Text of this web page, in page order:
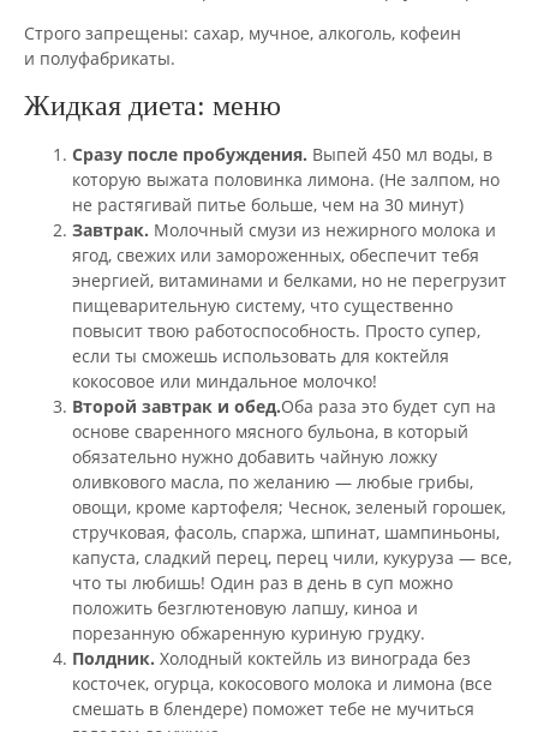
Строго запрещены: сахар, мучное, алкоголь, кофеин
и полуфабрикаты.
Жидкая диета: меню
Сразу после пробуждения. Выпей 450 мл воды, в
которую выжата половинка лимона. (Не залпом, но
не растягивай питье больше, чем на 30 минут)
Завтрак. Молочный смузи из нежирного молока и
ягод, свежих или замороженных, обеспечит тебя
энергией, витаминами и белками, но не перегрузит
пищеварительную систему, что существенно
повысит твою работоспособность. Просто супер,
если ты сможешь использовать для коктейля
кокосовое или миндальное молочко!
Второй завтрак и обед.Оба раза это будет суп на
основе сваренного мясного бульона, в который
обязательно нужно добавить чайную ложку
оливкового масла, по желанию — любые грибы,
овощи, кроме картофеля; Чеснок, зеленый горошек,
стручковая, фасоль, спаржа, шпинат, шампиньоны,
капуста, сладкий перец, перец чили, кукуруза — все,
что ты любишь! Один раз в день в суп можно
положить безглютеновую лапшу, киноа и
порезанную обжаренную куриную грудку.
Полдник. Холодный коктейль из винограда без
косточек, огурца, кокосового молока и лимона (все
смешать в блендере) поможет тебе не мучиться